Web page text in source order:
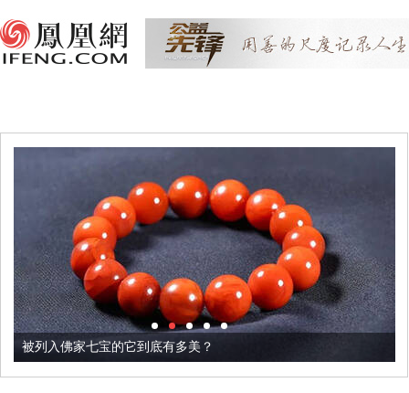
被列入佛家七宝的它到底有多美？